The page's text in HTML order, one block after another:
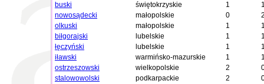
buski
świętokrzyskie 1
nowosądecki
małopolskie 0
olkuski
małopolskie 1
biłgorajski
lubelskie 1
łęczyński
lubelskie 1
iławski
warmińsko-mazurskie 1
ostrzeszowski
wielkopolskie 2
stalowowolski
podkarpackie 2